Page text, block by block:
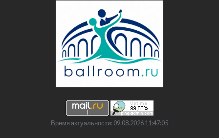
Время актуальности: 09.08.2026 11:47:05